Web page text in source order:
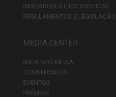
INDICADORES E ESTATÍSTICAS
REGULAMENTOS E LEGISLAÇÃO
MEDIA CENTER
IMGA NOS MEDIA
COMUNICADOS
EVENTOS
PRÉMIOS